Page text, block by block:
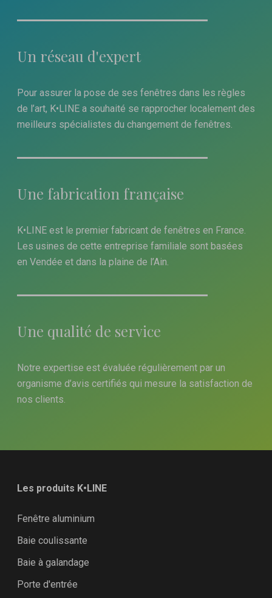
Un réseau d'expert
Pour assurer la pose de ses fenêtres dans les règles
de l’art, K•LINE a souhaité se rapprocher localement des
meilleurs spécialistes du changement de fenêtres.
Une fabrication française
K•LINE est le premier fabricant de fenêtres en France.
Les usines de cette entreprise familiale sont basées
en Vendée et dans la plaine de l’Ain.
Une qualité de service
Notre expertise est évaluée régulièrement par un
organisme d’avis certifiés qui mesure la satisfaction de
nos clients.
Les produits K•LINE
Fenêtre aluminium
Baie coulissante
Baie à galandage
Porte d'entrée